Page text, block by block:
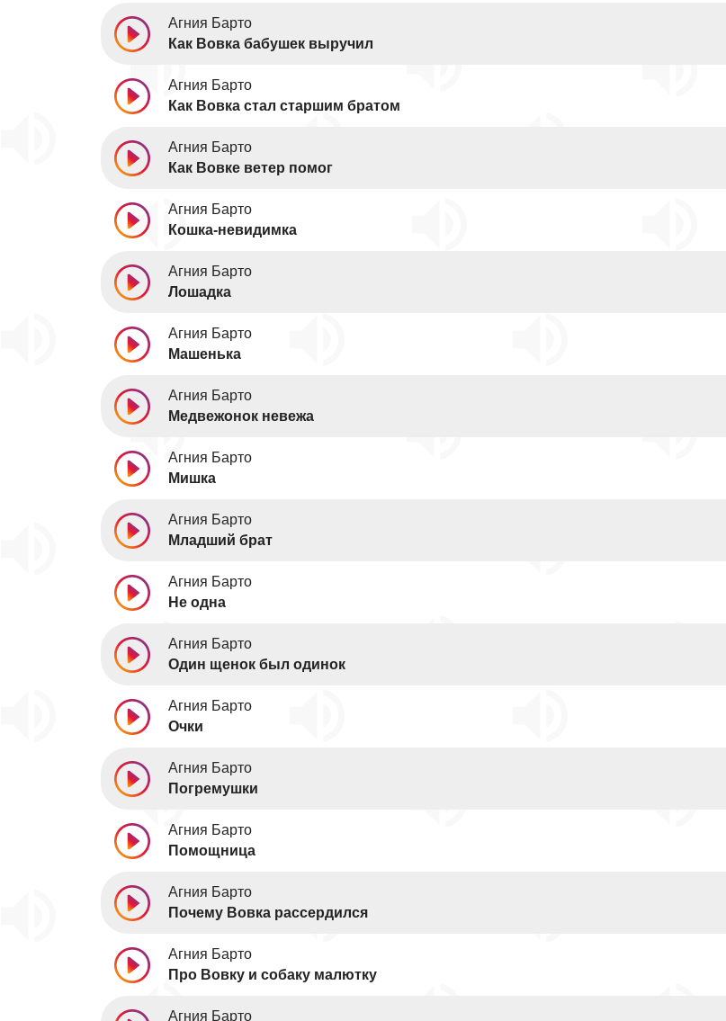
Агния Барто
Как Вовка бабушек выручил
Агния Барто
Как Вовка стал старшим братом
Агния Барто
Как Вовке ветер помог
Агния Барто
Кошка-невидимка
Агния Барто
Лошадка
Агния Барто
Машенька
Агния Барто
Медвежонок невежа
Агния Барто
Мишка
Агния Барто
Младший брат
Агния Барто
Не одна
Агния Барто
Один щенок был одинок
Агния Барто
Очки
Агния Барто
Погремушки
Агния Барто
Помощница
Агния Барто
Почему Вовка рассердился
Агния Барто
Про Вовку и собаку малютку
Агния Барто